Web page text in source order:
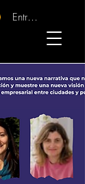
Entrar - Registro